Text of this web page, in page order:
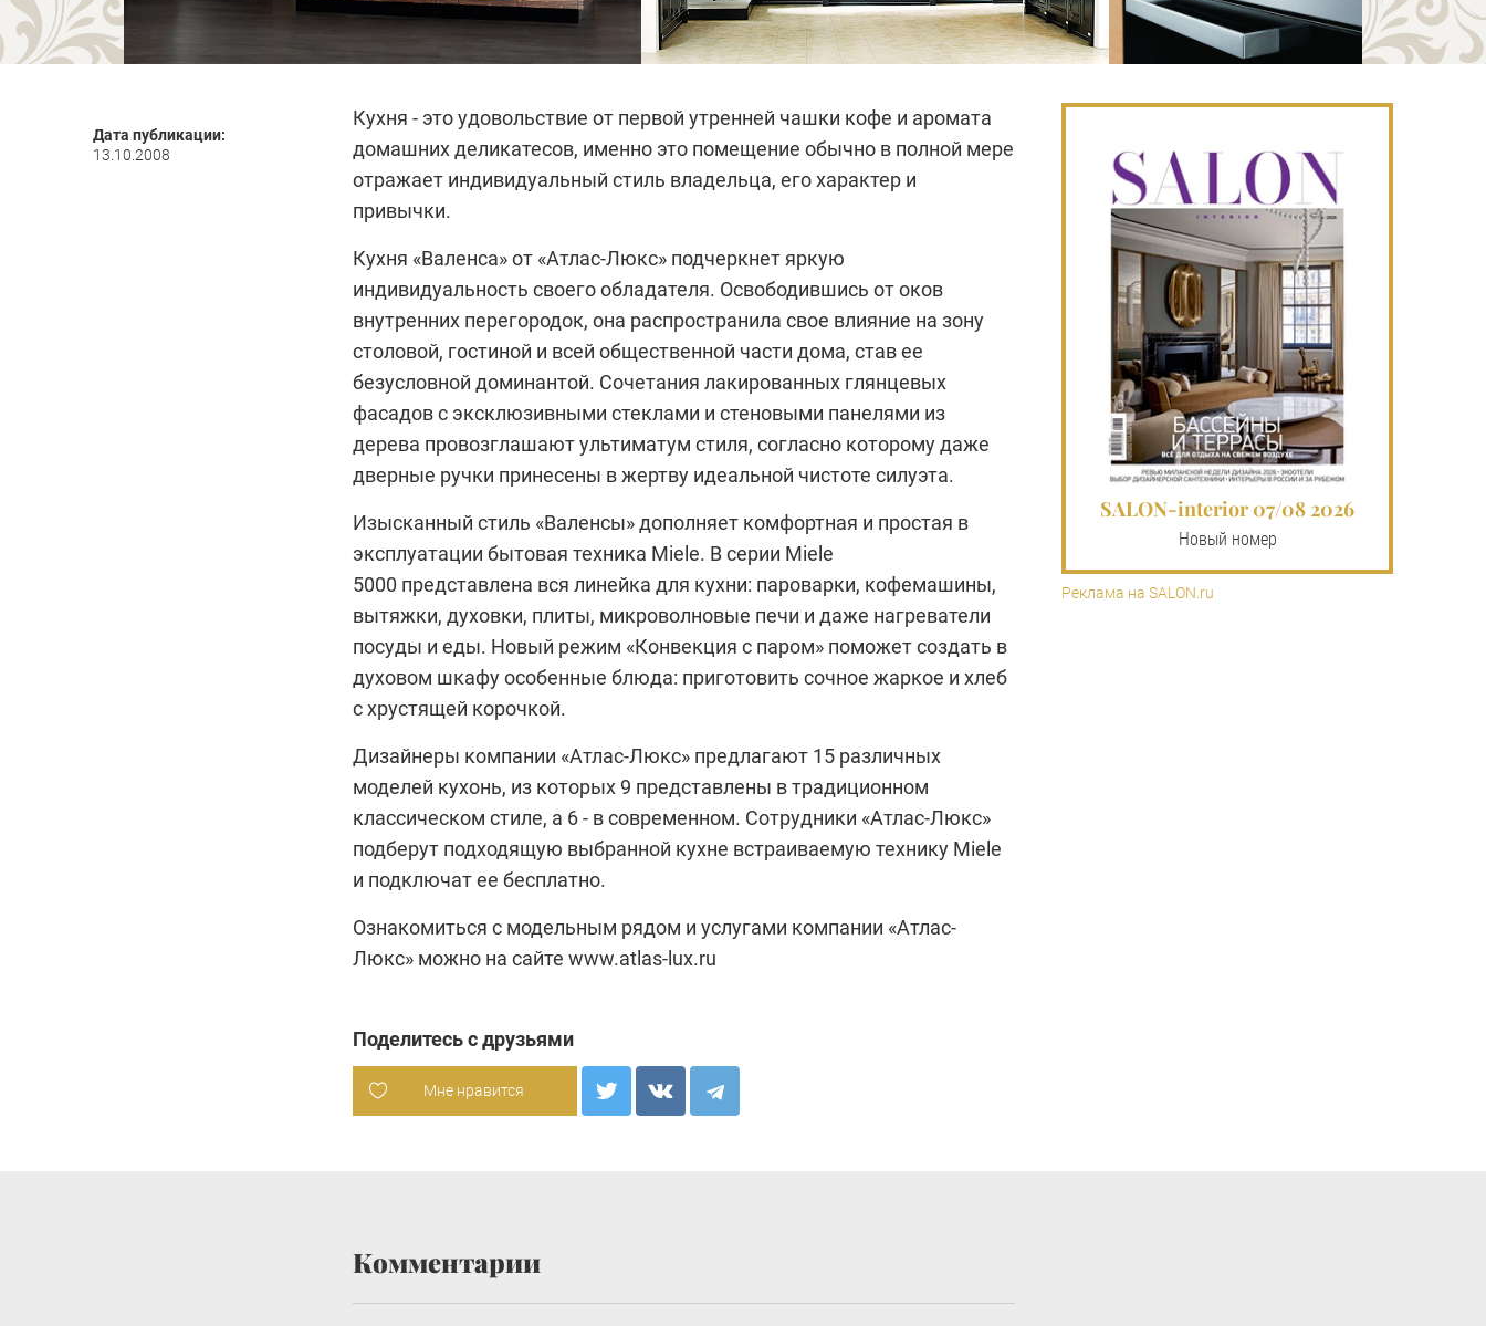
Дата публикации:
13.10.2008
Кухня - это удовольствие от первой утренней чашки кофе и аромата
домашних деликатесов, именно это помещение обычно в полной мере
отражает индивидуальный стиль владельца, его характер и
привычки.
Кухня «Валенса» от «Атлас-Люкс» подчеркнет яркую
индивидуальность своего обладателя. Освободившись от оков
внутренних перегородок, она распространила свое влияние на зону
столовой, гостиной и всей общественной части дома, став ее
безусловной доминантой. Сочетания лакированных глянцевых
фасадов с эксклюзивными стеклами и стеновыми панелями из
дерева провозглашают ультиматум стиля, согласно которому даже
дверные ручки принесены в жертву идеальной чистоте силуэта.
Изысканный стиль «Валенсы» дополняет комфортная и простая в
эксплуатации бытовая техника Miele. В серии Miele
5000 представлена вся линейка для кухни: пароварки, кофемашины,
вытяжки, духовки, плиты, микроволновые печи и даже нагреватели
посуды и еды. Новый режим «Конвекция с паром» поможет создать в
духовом шкафу особенные блюда: приготовить сочное жаркое и хлеб
с хрустящей корочкой.
Дизайнеры компании «Атлас-Люкс» предлагают 15 различных
моделей кухонь, из которых 9 представлены в традиционном
классическом стиле, а 6 - в современном. Сотрудники «Атлас-Люкс»
подберут подходящую выбранной кухне встраиваемую технику Miele
и подключат ее бесплатно.
Ознакомиться с модельным рядом и услугами компании «Атлас-
Люкс» можно на сайте www.atlas-lux.ru
Поделитесь с друзьями
Мне нравится
SALON-interior 07/08 2026
Новый номер
Реклама на SALON.ru
Комментарии